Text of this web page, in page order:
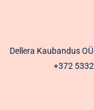
Dellera Kaubandus
+372